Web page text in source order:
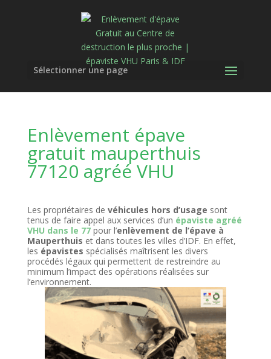
Sélectionner une page
Enlèvement épave
gratuit mauperthuis
77120 agréé VHU
Les propriétaires de véhicules hors d’usage sont
tenus de faire appel aux services d’un épaviste agréé
VHU dans le 77pour l’enlèvement de l’épave à
Mauperthuis et dans toutes les villes d’IDF. En effet,
les épavistes spécialisés maîtrisent les divers
procédés légaux qui permettent de restreindre au
minimum l’impact des opérations réalisées sur
l’environnement.